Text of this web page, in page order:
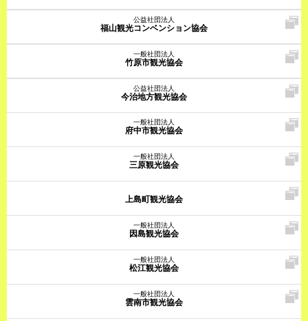
公益社団法人
福山観光コンベンション協会
一般社団法人
竹原市観光協会
公益社団法人
今治地方観光協会
一般社団法人
府中市観光協会
一般社団法人
三原観光協会
上島町観光協会
一般社団法人
因島観光協会
一般社団法人
松江観光協会
一般社団法人
雲南市観光協会